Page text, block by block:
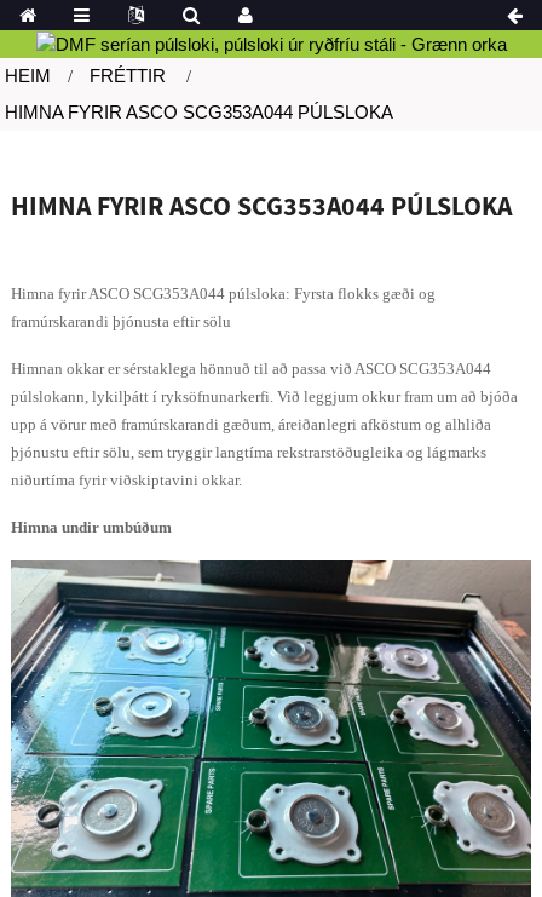
HEIM
FRÉTTIR
HIMNA FYRIR ASCO SCG353A044 PÚLSLOKA
HIMNA FYRIR ASCO SCG353A044 PÚLSLOKA
Himna fyrir ASCO SCG353A044 púlsloka: Fyrsta flokks gæði og
framúrskarandi þjónusta eftir sölu
Himnan okkar er sérstaklega hönnuð til að passa við ASCO SCG353A044
púlslokann, lykilþátt í ryksöfnunarkerfi. Við leggjum okkur fram um að bjóða
upp á vörur með framúrskarandi gæðum, áreiðanlegri afköstum og alhliða
þjónustu eftir sölu, sem tryggir langtíma rekstrarstöðugleika og lágmarks
niðurtíma fyrir viðskiptavini okkar.
Himna undir umbúðum